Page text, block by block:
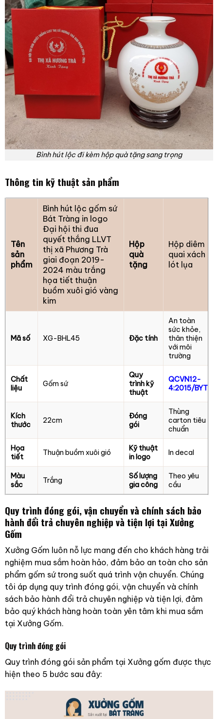
Bình hút lộc đi kèm hộp quà tặng sang trọng
Thông tin kỹ thuật sản phẩm
Tên
sản
phẩm
Bình hút lộc gốm sứ
Bát Tràng in logo
Đại hội thi đua
quyết thắng LLVT
thị xã Phương Trà
giai đoạn 2019-
2024 màu trắng
họa tiết thuận
buồm xuôi gió vàng
kim
Hộp
quà
tặng
Hộp diêm
quai xách
lót lụa
Mã số XG-BHL45 Đặc tính
An toàn
sức khỏe,
thân thiện
với môi
trường
Chất
liệu
Gốm sứ
Quy
trình kỹ
thuật
QCVN12-
4:2015/BYT
Kích
thước
22cm
Đóng
gói
Thùng
carton tiêu
chuẩn
Họa
tiết
Thuận buồm xuôi gió
Kỹ thuật
in logo
In decal
Màu
sắc
Trắng
Số lượng
gia công
Theo yêu
cầu
Quy trình đóng gói, vận chuyển và chính sách bảo
hành đổi trả chuyên nghiệp và tiện lợi tại Xưởng
Gốm
Xưởng Gốm luôn nỗ lực mang đến cho khách hàng trải
nghiệm mua sắm hoàn hảo, đảm bảo an toàn cho sản
phẩm gốm sứ trong suốt quá trình vận chuyển. Chúng
tôi áp dụng quy trình đóng gói, vận chuyển và chính
sách bảo hành đổi trả chuyên nghiệp và tiện lợi, đảm
bảo quý khách hàng hoàn toàn yên tâm khi mua sắm
tại Xưởng Gốm.
Quy trình đóng gói
Quy trình đóng gói sản phẩm tại Xưởng gốm được thực
hiện theo 5 bước sau đây: